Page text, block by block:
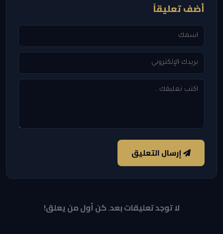
أضف تعليقاً
إرسال التعليق
لا توجد تعليقات بعد. كن أول من يعلق!